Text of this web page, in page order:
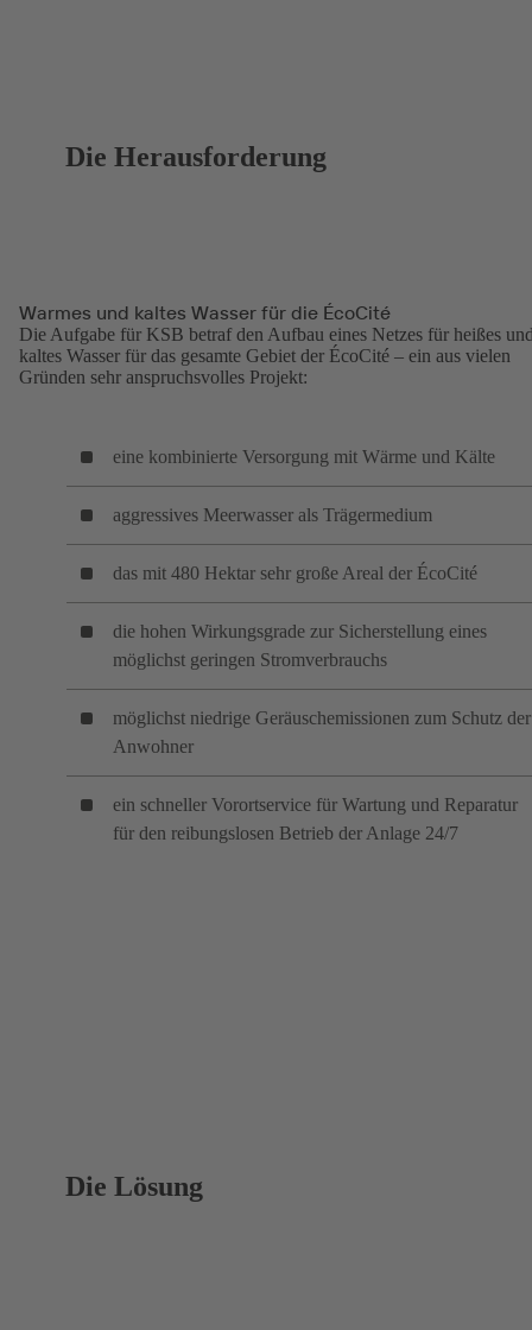
Die Herausforderung
Warmes und kaltes Wasser für die ÉcoCité
Die Aufgabe für KSB betraf den Aufbau eines Netzes für heißes
kaltes Wasser für das gesamte Gebiet der ÉcoCité – ein aus vielen
Gründen sehr anspruchsvolles Projekt:
eine kombinierte Versorgung mit Wärme und Kälte
aggressives Meerwasser als Trägermedium
das mit 480 Hektar sehr große Areal der ÉcoCité
die hohen Wirkungsgrade zur Sicherstellung eines
möglichst geringen Stromverbrauchs
möglichst niedrige Geräuschemissionen zum Schutz der
Anwohner
ein schneller Vorortservice für Wartung und Reparatur
für den reibungslosen Betrieb der Anlage 24/7
Die Lösung